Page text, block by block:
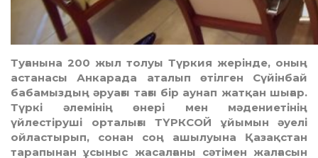
Туғанына 200 жыл толуы Түркия жерінде, оның
астанасы Анкарада аталып өтілген Сүйінбай
бабамыздың әруағы тағы бір аунап жатқан шығар.
Түркі әлемінің өнері мен мәдениетінің
үйлестіруші орталығы ТҮРКСОЙ ұйы­мын әуелі
ойластырып, сонан соң ашылуына Қазақстан
тарапынан ұсыныс жасалғаны сәтімен жалғасын